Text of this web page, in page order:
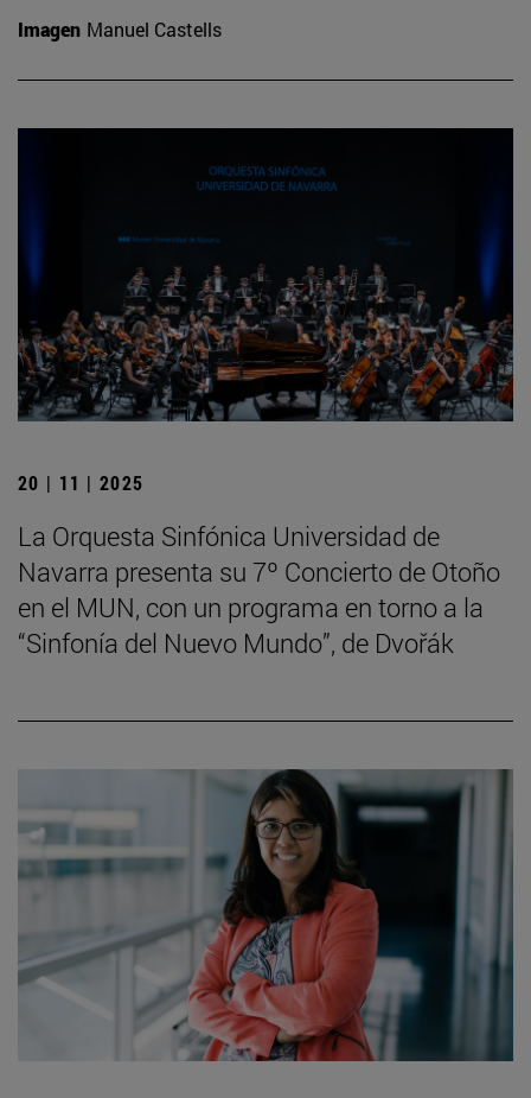
Imagen Manuel Castells
20 | 11 | 2025
La Orquesta Sinfónica Universidad de
Navarra presenta su 7º Concierto de Otoño
en el MUN, con un programa en torno a la
“Sinfonía del Nuevo Mundo”, de Dvořák